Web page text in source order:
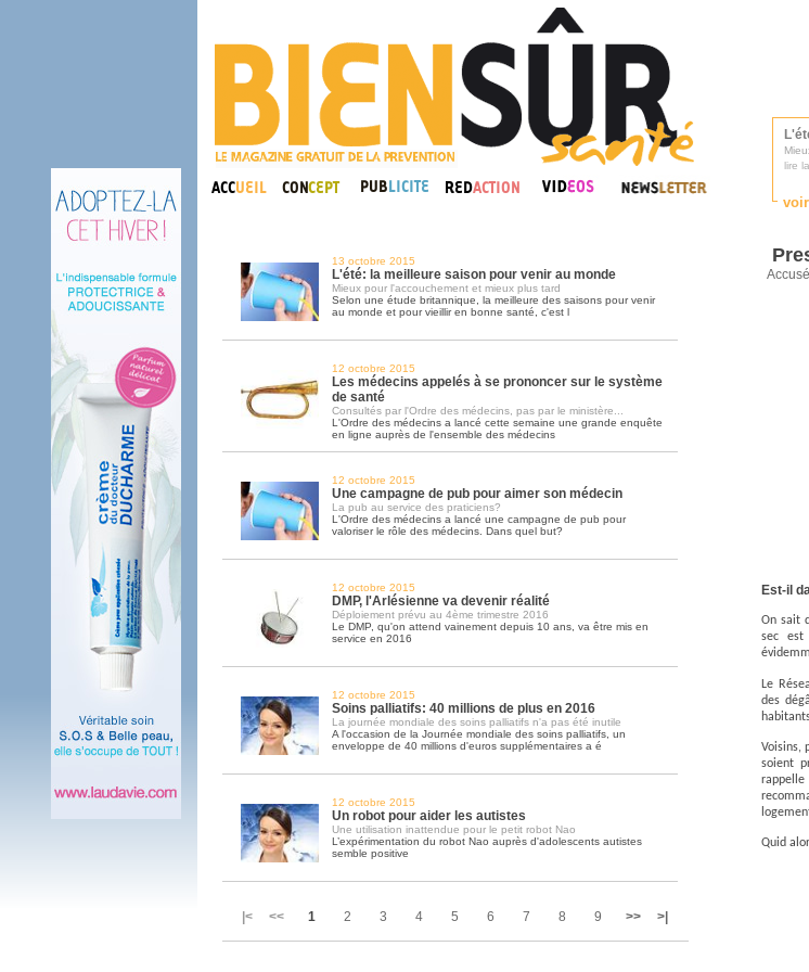
lire
lire
La
lire
lire
La
13 octobre 2015
L'été: la meilleure saison pour venir au monde
Mieux pour l'accouchement et mieux plus tard
Selon une étude britannique, la meilleure des saisons pour venir
au monde et pour vieillir en bonne santé, c'est l
12 octobre 2015
Les médecins appelés à se prononcer sur le système
de santé
Consultés par l'Ordre des médecins, pas par le ministère...
L'Ordre des médecins a lancé cette semaine une grande enquête
en ligne auprès de l'ensemble des médecins
12 octobre 2015
Une campagne de pub pour aimer son médecin
La pub au service des praticiens?
L'Ordre des médecins a lancé une campagne de pub pour
valoriser le rôle des médecins. Dans quel but?
12 octobre 2015
DMP, l'Arlésienne va devenir réalité
Déploiement prévu au 4ème trimestre 2016
Le DMP, qu'on attend vainement depuis 10 ans, va être mis en
service en 2016
12 octobre 2015
Soins palliatifs: 40 millions de plus en 2016
La journée mondiale des soins palliatifs n'a pas été inutile
A l'occasion de la Journée mondiale des soins palliatifs, un
enveloppe de 40 millions d'euros supplémentaires a é
12 octobre 2015
Un robot pour aider les autistes
Une utilisation inattendue pour le petit robot Nao
L’expérimentation du robot Nao auprès d'adolescents autistes
semble positive
|< << 1 2 3 4 5 6 7 8 9 >> >|
Est-il
On sait
sec est
Le
des
Voisins,
soient
Quid